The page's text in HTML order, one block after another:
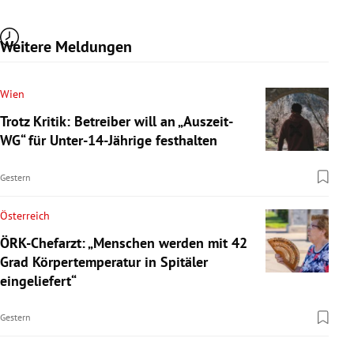
Weitere Meldungen
Wien
Trotz Kritik: Betreiber will an „Auszeit-
WG“ für Unter-14-Jährige festhalten
Gestern
Österreich
ÖRK-Chefarzt: „Menschen werden mit 42
Grad Körpertemperatur in Spitäler
eingeliefert“
Gestern